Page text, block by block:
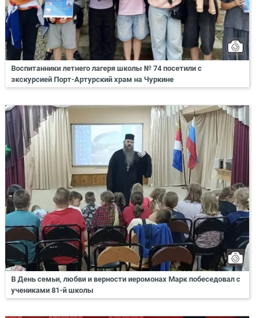
Воспитанники летнего лагеря школы № 74 посетили с
экскурсией Порт-Артурский храм на Чуркине
В День семьи, любви и верности иеромонах Марк побеседовал с
учениками 81-й школы